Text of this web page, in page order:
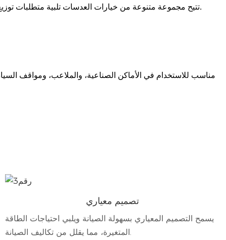
تتيح مجموعة متنوعة من خيارات العدسات تلبية متطلبات توزيع الضوء في بيئات التطبيقات المختلفة، وتتميز العدسات المصنوعة من مادة البولي كربونات البصرية بإخراج ضوء موحد وعدم وجود وهج.
مناسب للاستخدام في الأماكن الصناعية، والملاعب، ومواقف
تصميم معياري
يسمح التصميم المعياري بسهولة الصيانة ويلبي احتياجات الطاقة
المتغيرة، مما يقلل من تكاليف الصيانة.